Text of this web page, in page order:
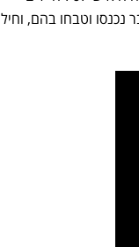
כבר נכנסו וטבחו בהם, וחיל